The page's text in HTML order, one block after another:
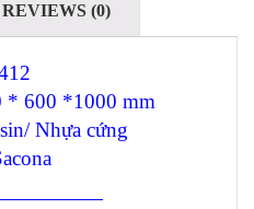
REVIEWS (0)
* 600 *1000 mm
Nhựa cứng